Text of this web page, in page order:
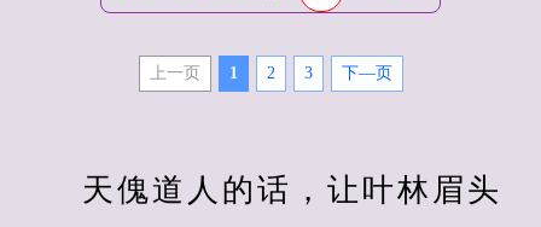
上一页 1 2 3 下—页
天傀道人的话，让叶林眉头